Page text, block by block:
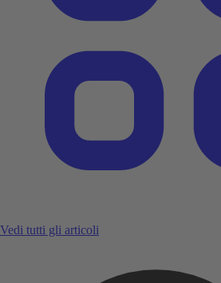
Vedi tutti gli articoli